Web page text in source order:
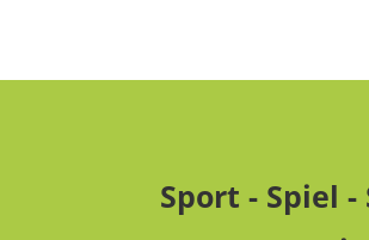
Sport - Spiel -